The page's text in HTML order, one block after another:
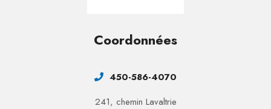
Coordonnées
450-586-4070
241, chemin Lavaltrie